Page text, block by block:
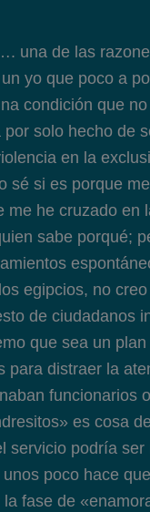
una de las
yo que poco a
condición que
solo hecho de
en la
sé si es porque
he cruzado en
sabe porqué;
egipcios, no
de ciudadanos
que sea un
para distraer la
funcionarios
es cosa
podría ser
poco hace
fase de